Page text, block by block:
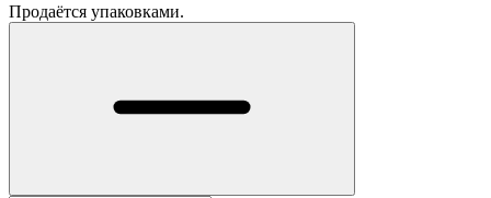
Продаётся упаковками.